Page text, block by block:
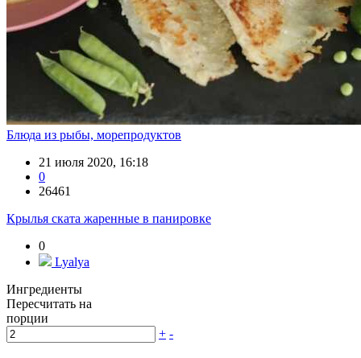
Блюда из рыбы, морепродуктов
21 июля 2020, 16:18
0
26461
Крылья ската жаренные в панировке
0
Lyalya
Ингредиенты
Пересчитать на
порции
+ -